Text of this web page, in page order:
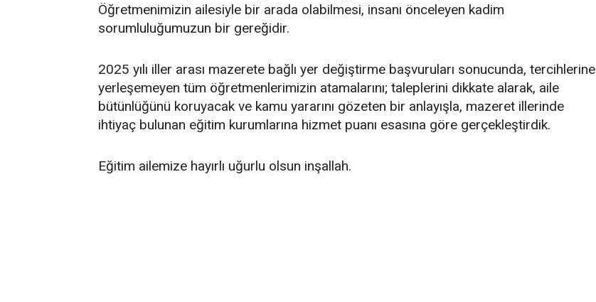
Öğretmenimizin ailesiyle bir arada olabilmesi, insanı önceleyen kadim
sorumluluğumuzun bir gereğidir.
2025 yılı iller arası mazerete bağlı yer değiştirme başvuruları sonucunda, tercihlerine
yerleşemeyen tüm öğretmenlerimizin atamalarını; taleplerini dikkate alarak, aile
bütünlüğünü koruyacak ve kamu yararını gözeten bir anlayışla, mazeret illerinde
ihtiyaç bulunan eğitim kurumlarına hizmet puanı esasına göre gerçekleştirdik.
Eğitim ailemize hayırlı uğurlu olsun inşallah.